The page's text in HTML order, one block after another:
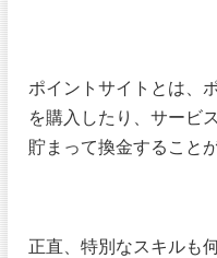
ポイントサイトとは、
を購入したり、サービ
貯まって換金すること
正直、特別なスキルも